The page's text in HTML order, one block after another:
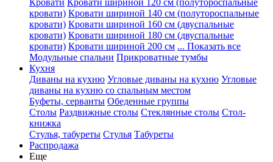
Кровати Кровати шириной 120 см (полутороспальные
кровати) Кровати шириной 140 см (полутороспальные
кровати) Кровати шириной 160 см (двуспальные
кровати) Кровати шириной 180 см (двуспальные
кровати) Кровати шириной 200 см ... Показать все
Модульные спальни Прикроватные тумбы
Кухня
Диваны на кухню Угловые диваны на кухню Угловые
диваны на кухню со спальным местом
Буфеты, серванты Обеденные группы
Столы Раздвижные столы Стеклянные столы Стол-
книжка
Стулья, табуреты Стулья Табуреты
Распродажа
Еще